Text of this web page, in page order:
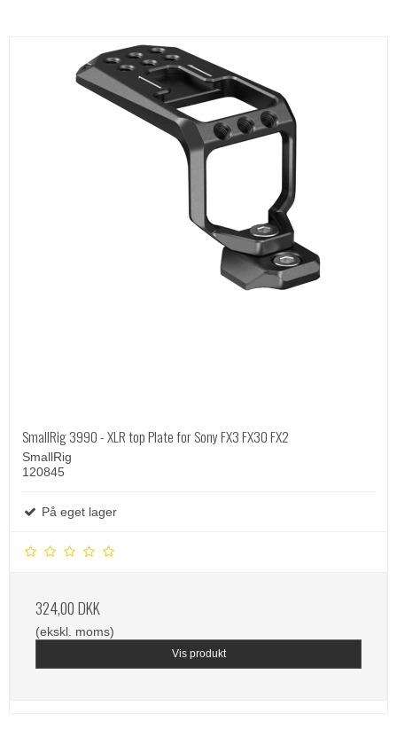
SmallRig 3990 - XLR top Plate for Sony FX3 FX30 FX2
SmallRig
120845
På eget lager
324,00 DKK
(ekskl. moms)
Vis produkt